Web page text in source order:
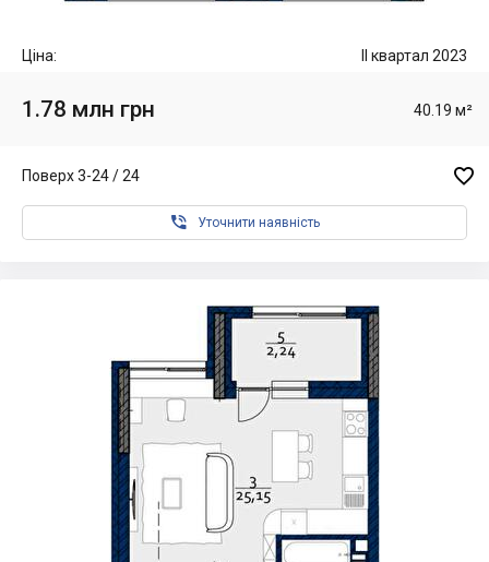
Ціна: II квартал 2023
1.78 млн грн 40.19 м²
Поверх 3-24 / 24 
 Уточнити наявність